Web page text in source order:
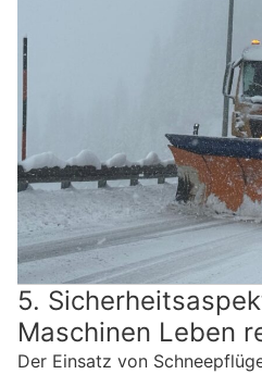
5.
Maschinen Leben
Der Einsatz von